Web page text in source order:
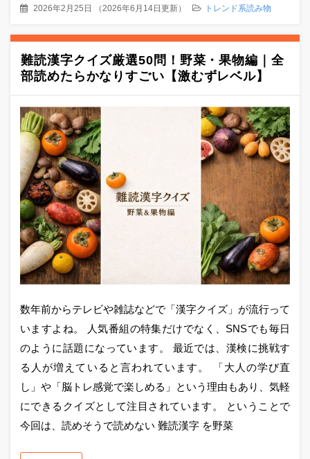
2026年2月25日 （2026年6月14日更新） トレンド系読み物
難読漢字クイズ厳選50問！野菜・果物編｜全
部読めたらかなりすごい【激むずレベル】
数年前からテレビや雑誌などで「漢字クイズ」が流行って
いますよね。 人気番組の特集だけでなく、SNSでも毎日
のように話題になっています。 最近では、漢検に挑戦す
る人が増えていると言われています。 「大人の学び直
し」や「脳トレ感覚で楽しめる」という理由もあり、気軽
にできるクイズとして注目されています。 ということで
今回は、読めそうで読めない 難読漢字 を野菜